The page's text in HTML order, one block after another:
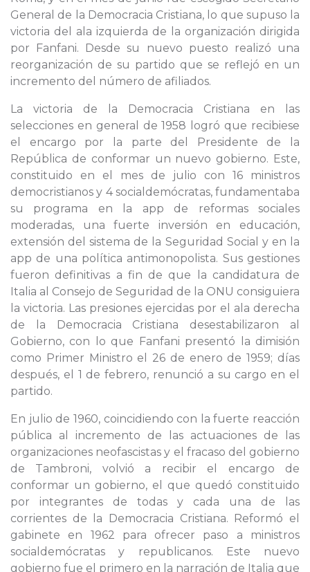
General de la Democracia Cristiana, lo que supuso la
victoria del ala izquierda de la organización dirigida
por Fanfani. Desde su nuevo puesto realizó una
reorganización de su partido que se reflejó en un
incremento del número de afiliados.
La victoria de la Democracia Cristiana en las
selecciones en general de 1958 logró que recibiese
el encargo por la parte del Presidente de la
República de conformar un nuevo gobierno. Este,
constituido en el mes de julio con 16 ministros
democristianos y 4 socialdemócratas, fundamentaba
su programa en la app de reformas sociales
moderadas, una fuerte inversión en educación,
extensión del sistema de la Seguridad Social y en la
app de una política antimonopolista. Sus gestiones
fueron definitivas a fin de que la candidatura de
Italia al Consejo de Seguridad de la ONU consiguiera
la victoria. Las presiones ejercidas por el ala derecha
de la Democracia Cristiana desestabilizaron al
Gobierno, con lo que Fanfani presentó la dimisión
como Primer Ministro el 26 de enero de 1959; días
después, el 1 de febrero, renunció a su cargo en el
partido.
En julio de 1960, coincidiendo con la fuerte reacción
pública al incremento de las actuaciones de las
organizaciones neofascistas y el fracaso del gobierno
de Tambroni, volvió a recibir el encargo de
conformar un gobierno, el que quedó constituido
por integrantes de todas y cada una de las
corrientes de la Democracia Cristiana. Reformó el
gabinete en 1962 para ofrecer paso a ministros
socialdemócratas y republicanos. Este nuevo
gobierno fue el primero en la narración de Italia que